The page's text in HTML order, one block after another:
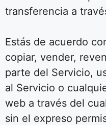
transferencia a
Estás de acuerdo
copiar, vender,
parte del Servicio,
al Servicio o
web a través del
sin el expreso